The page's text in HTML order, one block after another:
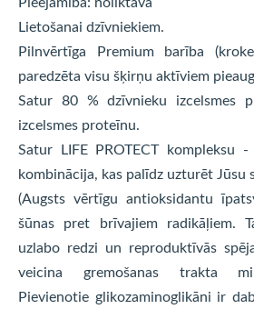
Lietošanai dzīvniekiem.
Pilnvērtīga Premium barība
paredzēta visu šķirņu aktīviem
Satur 80 % dzīvnieku izcelsmes
izcelsmes proteīnu.
Satur LIFE PROTECT kompleksu
kombinācija, kas palīdz uzturēt Jūsu
(Augsts vērtīgu antioksidantu
šūnas pret brīvajiem radikāļiem.
uzlabo redzi un reproduktīvās
veicina gremošanas trakta
Pievienotie glikozaminoglikāni ir